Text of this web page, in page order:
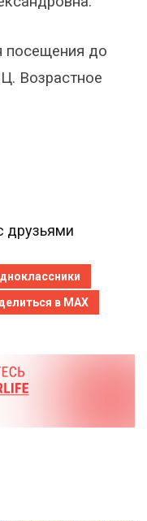
посещения до
Возрастное
друзьями
в MAX